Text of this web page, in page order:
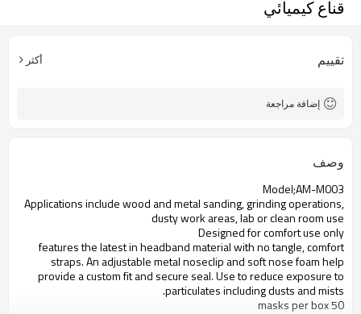
قناع كيميائي
تقييم أكثر
إضافة مراجعة
وصف
Model;AM-M003
Applications include wood and metal sanding, grinding operations,
dusty work areas, lab or clean room use
Designed for comfort use only
features the latest in headband material with no tangle, comfort
straps. An adjustable metal noseclip and soft nose foam help
provide a custom fit and secure seal. Use to reduce exposure to
particulates including dusts and mists.
50 masks per box